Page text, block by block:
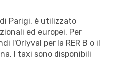
Parigi, è utilizzato
ed europei. Per
l'Orlyval per la RER B o il
I taxi sono disponibili